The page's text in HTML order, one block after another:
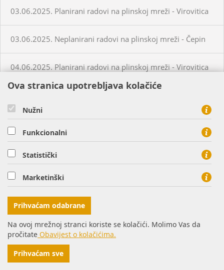
03.06.2025. Planirani radovi na plinskoj mreži - Virovitica
03.06.2025. Neplanirani radovi na plinskoj mreži - Čepin
04.06.2025. Planirani radovi na plinskoj mreži - Virovitica
Habjanovci
05.06.2025. Planirani radovi na plinskoj mreži - Daruvar
05.06.2025. Planirani radovi na plinskoj mreži - Virovitica
05.06.2025. Planirani radovi na plinskoj mreži - Virovitica
05.06.2025. Planirani radovi na plinskoj mreži - Virovitica
05.06.2025. Neplanirani radovi na plinskoj mreži -
Virovitica
Ova stranica upotrebljava kolačiće
Nužni
Funkcionalni
Statistički
Marketinški
Prihvaćam odabrane
Na ovoj mrežnoj stranci koriste se kolačići. Molimo Vas da
pročitate Obavijest o kolačićima.
Prihvaćam sve